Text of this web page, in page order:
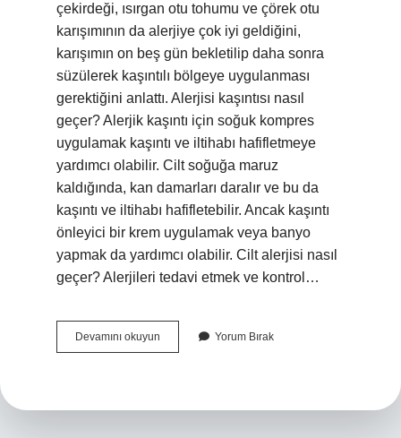
çekirdeği, ısırgan otu tohumu ve çörek otu
karışımının da alerjiye çok iyi geldiğini,
karışımın on beş gün bekletilip daha sonra
süzülerek kaşıntılı bölgeye uygulanması
gerektiğini anlattı. Alerjisi kaşıntısı nasıl
geçer? Alerjik kaşıntı için soğuk kompres
uygulamak kaşıntı ve iltihabı hafifletmeye
yardımcı olabilir. Cilt soğuğa maruz
kaldığında, kan damarları daralır ve bu da
kaşıntı ve iltihabı hafifletebilir. Ancak kaşıntı
önleyici bir krem ​​uygulamak veya banyo
yapmak da yardımcı olabilir. Cilt alerjisi nasıl
geçer? Alerjileri tedavi etmek ve kontrol…
Devamını okuyun
Kaşıntı
Yorum Bırak